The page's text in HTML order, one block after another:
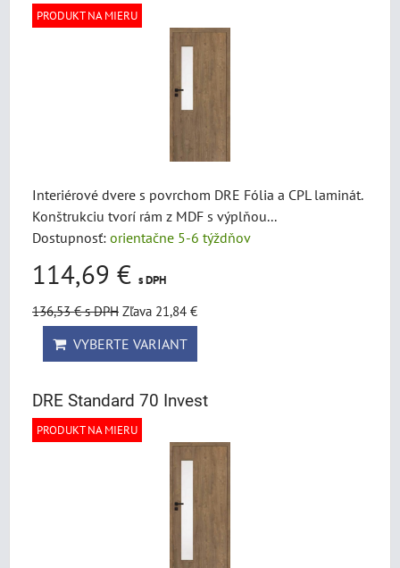
PRODUKT NA MIERU
Interiérové dvere s povrchom DRE Fólia a CPL laminát.
Konštrukciu tvorí rám z MDF s výplňou...
Dostupnosť: orientačne 5-6 týždňov
114,69 € s DPH
136,53 €s DPH Zľava 21,84 €
VYBERTE VARIANT
DRE Standard 70 Invest
PRODUKT NA MIERU